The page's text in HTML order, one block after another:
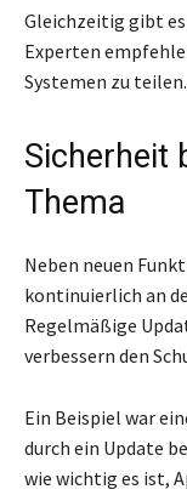
Gleichzeitig gibt
Experten
Systemen zu teilen.
Sicherheit
Thema
Neben neuen
kontinuierlich an
Regelmäßige
verbessern den
Ein Beispiel war
durch ein Update
wie wichtig es ist,